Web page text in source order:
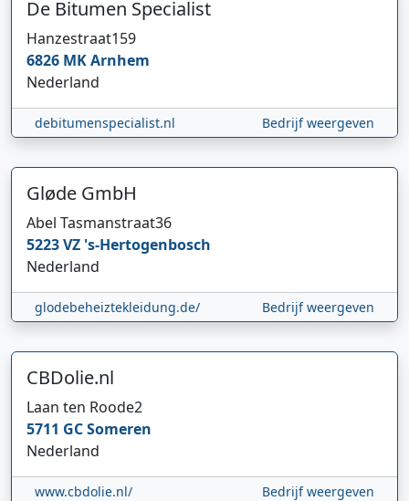
De Bitumen Specialist
Hanzestraat159
6826 MKArnhem
Nederland
debitumenspecialist.nl Bedrijf weergeven
Gløde GmbH
Abel Tasmanstraat36
5223 VZ 's-Hertogenbosch
Nederland
glodebeheiztekleidung.de/ Bedrijf weergeven
CBDolie.nl
Laan ten Roode2
5711 GCSomeren
Nederland
www.cbdolie.nl/ Bedrijf weergeven